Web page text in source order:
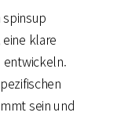
klare
entwickeln.
sein und